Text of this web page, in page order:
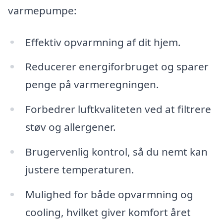
varmepumpe:
Effektiv opvarmning af dit hjem.
Reducerer energiforbruget og sparer
penge på varmeregningen.
Forbedrer luftkvaliteten ved at filtrere
støv og allergener.
Brugervenlig kontrol, så du nemt kan
justere temperaturen.
Mulighed for både opvarmning og
cooling, hvilket giver komfort året